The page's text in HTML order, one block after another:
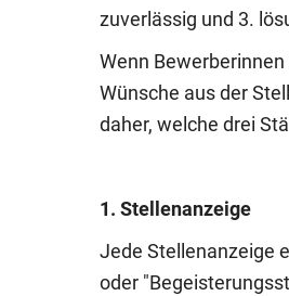
zuverlässig und 3.
Wenn
Wünsche aus der
daher, welche drei
1. Stellenanzeige
Jede Stellenanzeige
oder